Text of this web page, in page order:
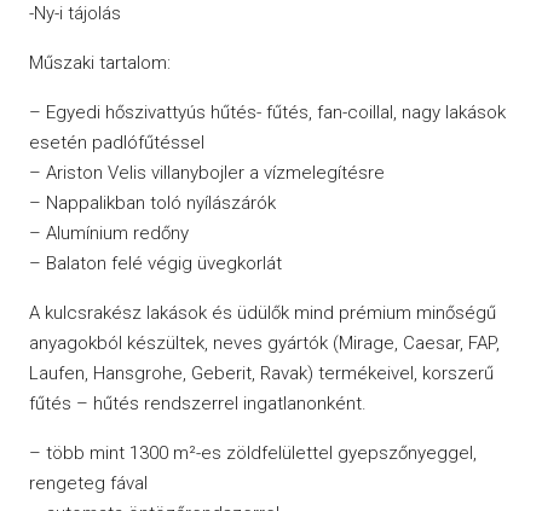
-Ny-i tájolás
Műszaki tartalom:
– Egyedi hőszivattyús hűtés- fűtés, fan-coillal, nagy lakások
esetén padlófűtéssel
– Ariston Velis villanybojler a vízmelegítésre
– Nappalikban toló nyílászárók
– Alumínium redőny
– Balaton felé végig üvegkorlát
A kulcsrakész lakások és üdülők mind prémium minőségű
anyagokból készültek, neves gyártók (Mirage, Caesar, FAP,
Laufen, Hansgrohe, Geberit, Ravak) termékeivel, korszerű
fűtés – hűtés rendszerrel ingatlanonként.
– több mint 1300 m²-es zöldfelülettel gyepszőnyeggel,
rengeteg fával